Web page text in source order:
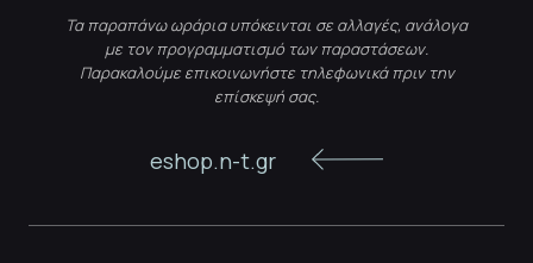
Τα παραπάνω ωράρια υπόκεινται σε αλλαγές, ανάλογα
με τον προγραμματισμό των παραστάσεων.
Παρακαλούμε επικοινωνήστε τηλεφωνικά πριν την
επίσκεψή σας.
eshop.n-t.gr